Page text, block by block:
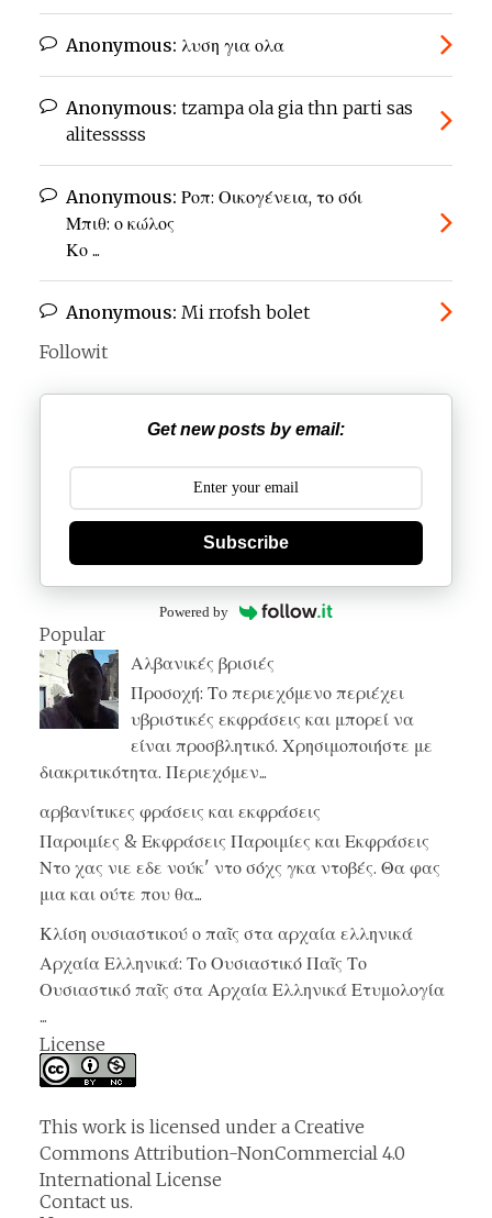
Anonymous: λυση για ολα
Anonymous: tzampa ola gia thn parti sas
alitesssss
Anonymous: Ροπ: Οικογένεια, το σόι
Μπιθ: ο κώλος
Κο ...
Anonymous: Mi rrofsh bolet
Followit
Get new posts by email:
Subscribe
Powered by
Popular
Αλβανικές βρισιές
Προσοχή: Το περιεχόμενο περιέχει
υβριστικές εκφράσεις και μπορεί να
είναι προσβλητικό. Χρησιμοποιήστε με
διακριτικότητα. Περιεχόμεν...
αρβανίτικες φράσεις και εκφράσεις
Παροιμίες & Εκφράσεις Παροιμίες και Εκφράσεις
Ντο χας νιε εδε νούκ' ντο σόχς γκα ντοβές. Θα φας
μια και ούτε που θα...
Κλίση ουσιαστικού ο παῖς στα αρχαία ελληνικά
Αρχαία Ελληνικά: Το Ουσιαστικό Παῖς Το
Ουσιαστικό παῖς στα Αρχαία Ελληνικά Ετυμολογία
...
License
This work is licensed under a Creative
Commons Attribution-NonCommercial 4.0
International License
Contact us.